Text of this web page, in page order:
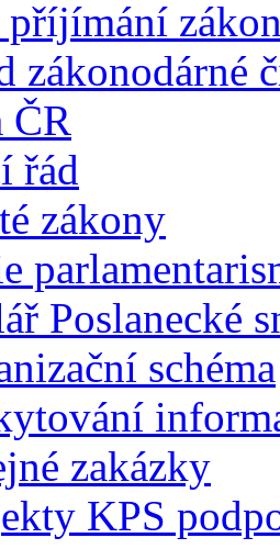
příjímání
zákonodárné
ČR
řád
zákony
Poslanecké
schéma
zakázky
KPS